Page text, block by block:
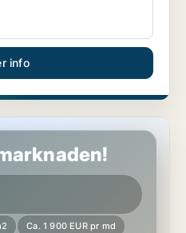
info
Ca. 1 900 EUR pr md